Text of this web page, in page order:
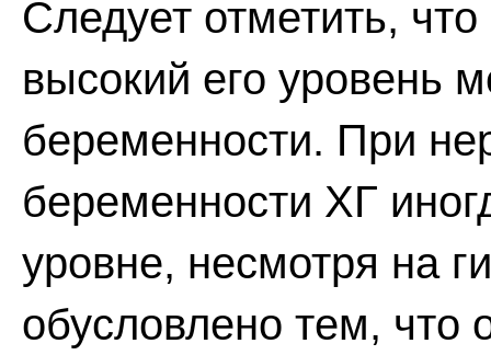
Следует отметить,
высокий его уровень
беременности. При
беременности ХГ
уровне, несмотря на
обусловлено тем, что